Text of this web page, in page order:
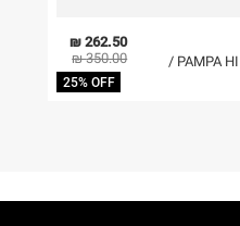
262.50 ₪
350.00 ₪
25% OFF
מגפיים PAMPA HI WOODLIN /